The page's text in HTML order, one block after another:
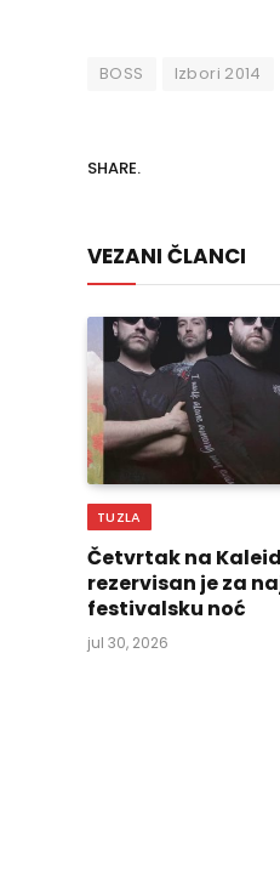
BOSS Izbori 2014
SHARE.
VEZANI ČLANCI
TUZLA
Četvrtak na
rezervisan je za
festivalsku noć
jul 30, 2026